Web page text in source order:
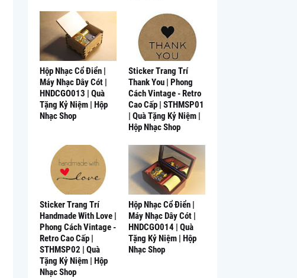
Hộp Nhạc Cổ Điển |
Máy Nhạc Dây Cót |
HNDCGO013 | Quà
Tặng Kỷ Niệm | Hộp
Nhạc Shop
Sticker Trang Trí
Thank You | Phong
Cách Vintage - Retro
Cao Cấp | STHMSP01
| Quà Tặng Kỷ Niệm |
Hộp Nhạc Shop
Sticker Trang Trí
Handmade With Love |
Phong Cách Vintage -
Retro Cao Cấp |
STHMSP02 | Quà
Tặng Kỷ Niệm | Hộp
Nhạc Shop
Hộp Nhạc Cổ Điển |
Máy Nhạc Dây Cót |
HNDCGO014 | Quà
Tặng Kỷ Niệm | Hộp
Nhạc Shop